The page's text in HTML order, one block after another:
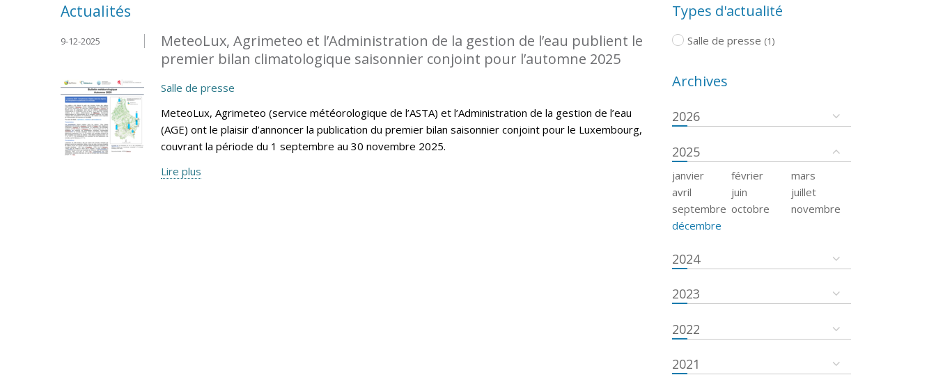
Actualités
MeteoLux, Agrimeteo et l’Administration de la gestion de l’eau publient le
premier bilan climatologique saisonnier conjoint pour l’automne 2025
9-12-2025
Salle de presse
MeteoLux, Agrimeteo (service météorologique de l’ASTA) et l’Administration de la gestion de l’eau
(AGE) ont le plaisir d’annoncer la publication du premier bilan saisonnier conjoint pour le Luxembourg,
couvrant la période du 1 septembre au 30 novembre 2025.
Lire plus
Types d'actualité
Salle de presse (1)
Archives
2026
2025
janvier février
mars
avril
juin
juillet
septembre octobre
novembre
décembre
2024
2023
2022
2021